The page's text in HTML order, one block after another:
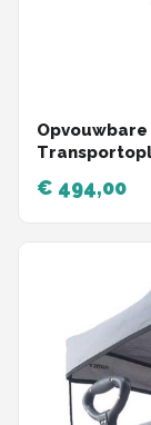
€ 494,00